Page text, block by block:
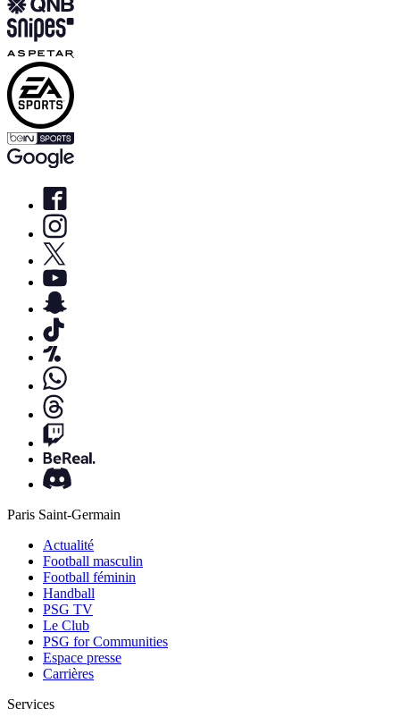
Paris Saint-Germain
Actualité
Football masculin
Football féminin
Handball
PSG TV
Le Club
PSG for Communities
Espace presse
Carrières
Services